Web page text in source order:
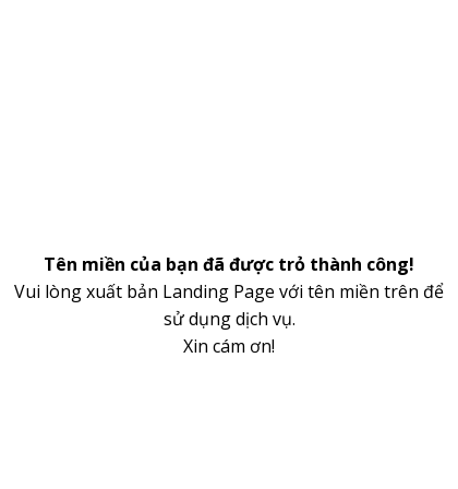
Tên miền của bạn đã được trỏ thành công!
Vui lòng xuất bản Landing Page với tên miền trên để
sử dụng dịch vụ.
Xin cám ơn!